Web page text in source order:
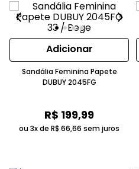
Adicionar
Sandália Feminina Papete
DUBUY 2045FG
R$ 199,99
ou 3x de R$ 66,66 sem juros